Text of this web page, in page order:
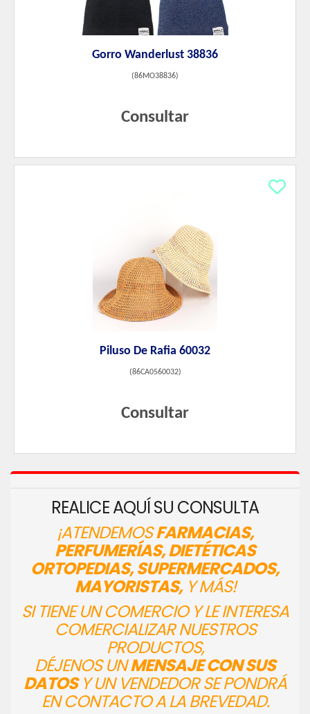
Gorro Wanderlust 38836
(86MO38836)
Consultar
Piluso De Rafia 60032
(86CA0560032)
Consultar
REALICE AQUÍ SU CONSULTA
¡ATENDEMOSFARMACIAS,
PERFUMERÍAS, DIETÉTICAS
ORTOPEDIAS, SUPERMERCADOS,
MAYORISTAS,Y MÁS!
SI TIENE UN COMERCIO Y LE INTERESA
COMERCIALIZAR NUESTROS
PRODUCTOS,
DÉJENOS UNMENSAJE CON SUS
DATOSY UN VENDEDOR SE PONDRÁ
EN CONTACTO A LA BREVEDAD.